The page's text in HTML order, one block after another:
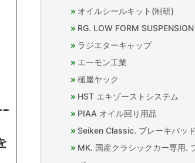
オイルシールキット(制研)
RG. LOW FORM SUSPENSION
ラジエターキャップ
エーモン工業
槌屋ヤック
HST エキゾーストシステム
PIAA オイル回り用品
Seiken Classic. ブレーキパッド
MK. 国産クラシックカー専用.